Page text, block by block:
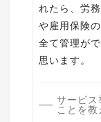
れたら、労
や雇用保険
全て管理が
思います。
サービス
ことを